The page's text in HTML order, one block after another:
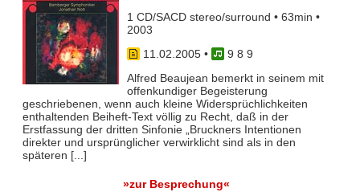
1 CD/SACD stereo/surround • 63min •
2003
11.02.2005•
9 8 9
Alfred Beaujean bemerkt in seinem mit
offenkundiger Begeisterung
geschriebenen, wenn auch kleine Widersprüchlichkeiten
enthaltenden Beiheft-Text völlig zu Recht, daß in der
Erstfassung der dritten Sinfonie „Bruckners Intentionen
direkter und ursprünglicher verwirklicht sind als in den
späteren [...]
»zur Besprechung«